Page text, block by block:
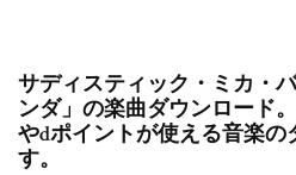
サディスティック・ミカ・
ンダ」の楽曲ダウンロード
やdポイントが使える音楽
す。